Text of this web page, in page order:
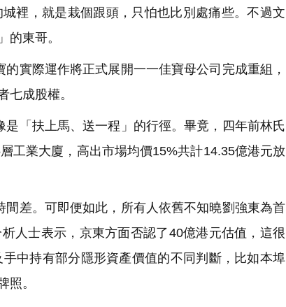
裡，就是栽個跟頭，只怕也比別處痛些。不過文
的東哥。
實際運作將正式展開一一佳寶母公司完成重組，
七成股權。
「扶上馬、送一程」的行徑。畢竟，四年前林氏
工業大廈，高出市場均價15%共計14.35億港元放
差。可即便如此，所有人依舊不知曉劉強東為首
人士表示，京東方面否認了40億港元估值，這很
中持有部分隱形資產價值的不同判斷，比如本埠
照。